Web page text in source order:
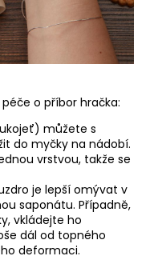
o příbor hračka:
můžete s
do myčky na nádobí.
vrstvou, takže se
je lepší omývat v
saponátu. Případně,
vkládejte ho
dál od topného
deformaci.